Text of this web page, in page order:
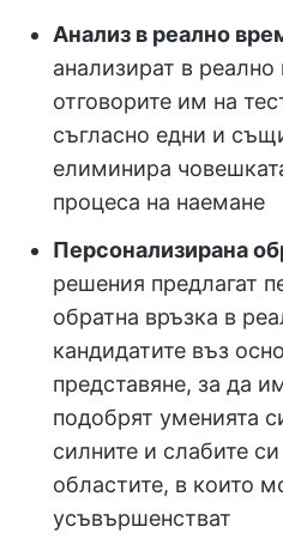
Анализ в реално
анализират в
отговорите им на
съгласно едни и
елиминира
процеса на наемане
Персонализирана
решения предлагат
обратна връзка в
кандидатите въз
представяне, за да
подобрят уменията
силните и слабите
областите, в които
усъвършенстват